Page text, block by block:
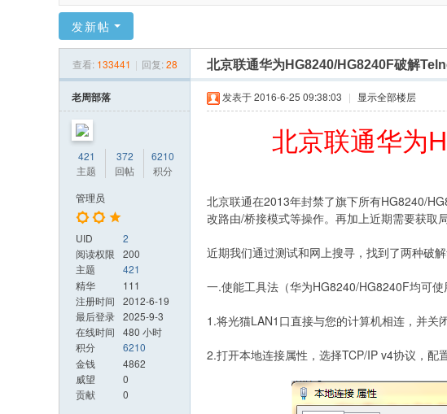
周
光
改
日
记
» › › ›
发新帖
查看: 133441 | 回复: 28 北京联通华为HG8240/HG8240F破解
老周部落
421
主题
372
回帖
6210
积分
管理员
UID
2
阅读权限
200
主题
421
精华
111
注册时间
2012-6-19
最后登录 2025-9-3
在线时间
480 小时
积分
6210
金钱
4862
威望
0
贡献
0
发表于 2016-6-25 09:38:03 | 显示全部楼层
北京联通华为
北京联通在2013年封禁了旗下所有HG8240/
改路由/桥接模式等操作。再加上近期需要获取
近期我们通过测试和网上搜寻，找到了两种破
一.使能工具法（华为HG8240/HG8240F均可使
1.将光猫LAN1口直接与您的计算机相连，并关
2.打开本地连接属性，选择TCP/IP v4协议，配